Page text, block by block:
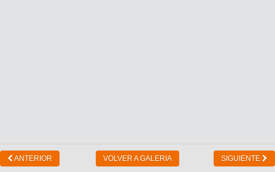
ANTERIOR VOLVER A GALERIA SIGUIENTE